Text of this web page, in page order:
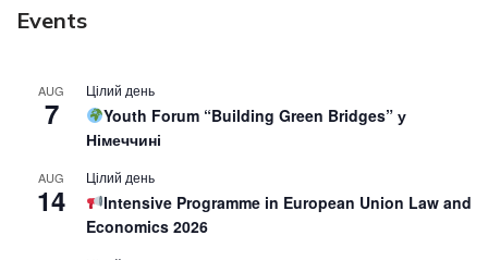
Events
AUG
7
Цілий день
Youth Forum “Building Green Bridges” у
Німеччині
AUG
14
Цілий день
Intensive Programme in European Union Law and
Economics 2026